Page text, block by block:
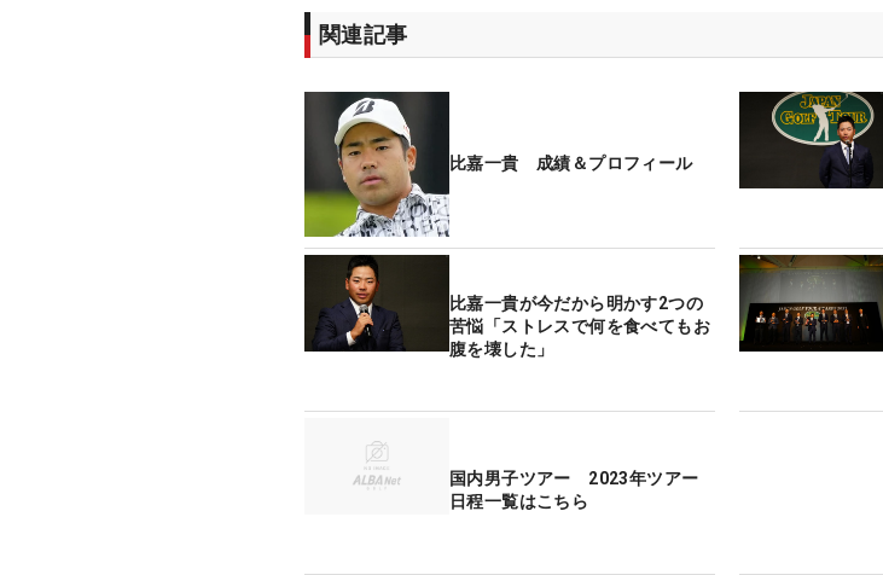
関連記事
比嘉一貴 成績＆プロフィール
比嘉一貴が今だから明かす2つの
苦悩「ストレスで何を食べてもお
腹を壊した」
国内男子ツアー 2023年ツアー
日程一覧はこちら